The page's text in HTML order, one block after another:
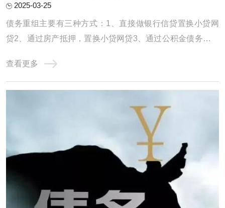
2025-03-25
债务重组主要有三种方式：1、直接做银行信贷置换小贷网
贷2、通过房产抵押，置换小贷网贷3、通过公积金债务重组
贷款。达到大幅降低月供压力，减少利息支出，优化征信，
恢复正常生活的过程。一、直接做信贷置换小贷网贷这种适
查看更多